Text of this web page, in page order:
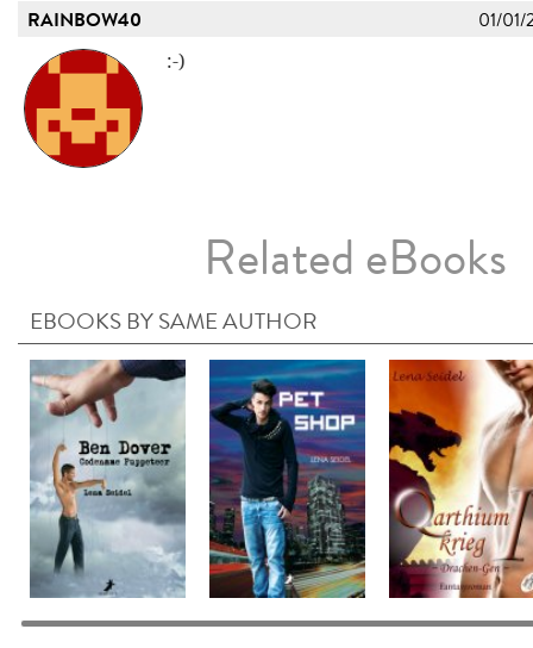
RAINBOW40 01/01/
:-)
Related eBooks
EBOOKS BY SAME AUTHOR